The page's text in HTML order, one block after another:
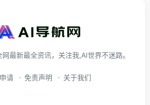
最新最全资讯，关注我,AI世界不迷路。
请 免责声明 关于我们